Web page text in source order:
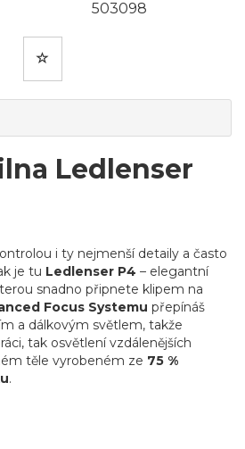
503098
Ledlenser
i ty nejmenší detaily a často
je tu Ledlenser P4 – elegantní
snadno připnete klipem na
Focus Systemu přepínáš
a dálkovým světlem, takže
tak osvětlení vzdálenějších
těle vyrobeném ze 75 %
.